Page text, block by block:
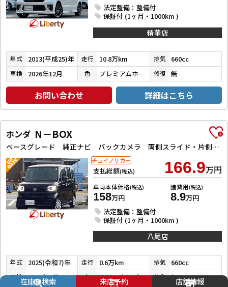
法定整備：整備付
保証付 (1ヶ月・1000km )
精華店
年式 2013(平成25)年 走行 10.8万km 排気 660cc
車検 2026年12月 色 プレミアムホワイトパール 修復 無
お問い合わせ 詳細はこちら
ホンダ N－BOX
ベースグレード 純正ナビ バックカメラ 両側スライド・片側電動 クリアランスソナー オートクルーズコントロール レーンアシスト 衝突被害軽減システム LEDヘッドランプ スマートキー アイドリングストップ
支払総額(税込) 166.9万円
車両本体価格(税込)
158万円
諸費用(税込)
8.9万円
法定整備：整備付
保証付 (1ヶ月・1000km )
チョイノリカー
八尾店
年式 2025(令和7)年 走行 0.6万km 排気 660cc
車検 2028年2月 色 クリスタルブラックパール 修復 無
在庫車検索 来店予約 店舗情報